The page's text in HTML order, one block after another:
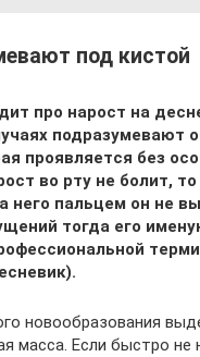
под кистой
про нарост на
подразумевают
проявляется без
во рту не болит,
него пальцем он не
тогда его
новообразования
масса. Если быстро не